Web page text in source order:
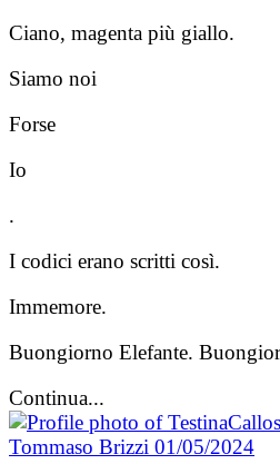
Ciano, magenta più giallo.
Siamo noi
Forse
Io
.
I codici erano scritti così.
Immemore.
Buongiorno Elefante.
Continua...
Tommaso Brizzi 01/05/2024